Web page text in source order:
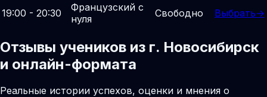
19:00 - 20:30
Французский с
нуля
Свободно Выбрать→
Отзывы учеников из г. Новосибирск
и онлайн-формата
Реальные истории успехов, оценки и мнения о